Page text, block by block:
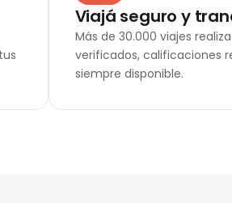
Viajá seguro y
Más de 30.000 viajes
verificados, calificaciones
siempre disponible.